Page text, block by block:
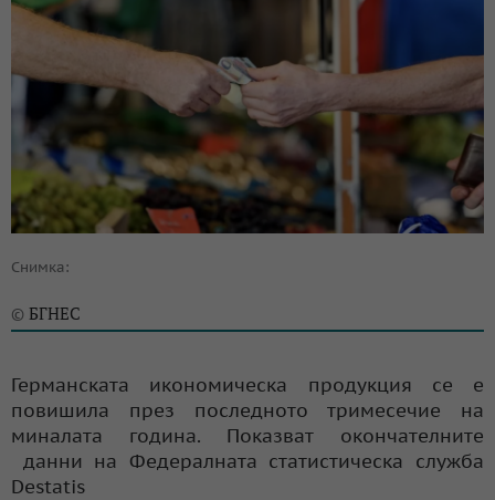
Снимка:
© БГНЕС
Германската икономическа продукция се е
повишила през последното тримесечие на
миналата година. Показват окончателните
данни на Федералната статистическа служба
Destatis